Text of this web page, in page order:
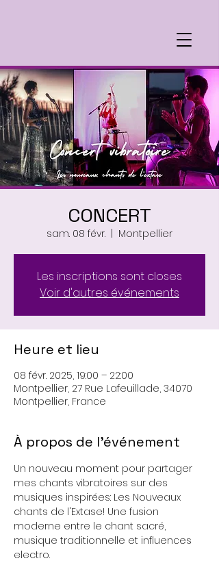
CONCERT
sam. 08 févr. Montpellier
Les inscriptions sont closes
Voir d'autres événements
Heure et lieu
08 févr. 2025, 19:00 – 22:00
Montpellier, 27 Rue Lafeuillade, 34070
Montpellier, France
À propos de l'événement
Un nouveau moment pour partager
mes chants vibratoires sur des
musiques inspirées: Les Nouveaux
chants de l'Extase! Une fusion
moderne entre le chant sacré,
musique traditionnelle et influences
electro.